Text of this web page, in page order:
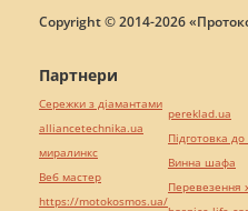
Copyright © 2014-2026
Партнери
Сережки з діамантами
alliancetechnika.ua
миралинкс
Веб мастер
https://motokosmos.ua/
pereklad.ua
Підготовка
Винна шафа
Перевезення